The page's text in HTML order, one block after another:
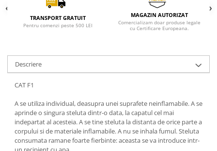
TRANSPORT GRATUIT
Pentru comenzi peste 500 LEI
MAGAZIN AUTORIZAT
Comercializam doar produse legale
cu Certificare Europeana.
Descriere
CAT F1
A se utiliza individual, deasupra unei suprafete neinflamabile. A se
aprinde o singura steluta dintr-o data, la capatul cel mai
indepartat al acesteia. A se tine steluta la distanta de orice parte a
corpului si de materiale inflamabile. A nu se inhala fumul. Steluta
consumata ramane foarte fierbinte: aceasta se va introduce intr-